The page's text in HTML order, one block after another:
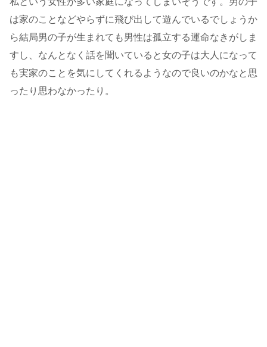
は家のことなどやらずに飛び出して遊んでいるでしょうか
ら結局男の子が生まれても男性は孤立する運命なきがしま
すし、なんとなく話を聞いていると女の子は大人になって
も実家のことを気にしてくれるようなので良いのかなと思
ったり思わなかったり。